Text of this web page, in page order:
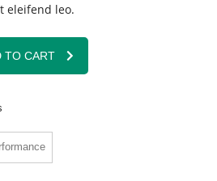
eleifend leo.
TO CART